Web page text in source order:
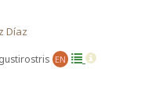
Díaz
EN